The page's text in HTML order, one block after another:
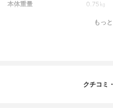
本体重量
0.75㎏
掃除ブラ
もっ
クチコミ